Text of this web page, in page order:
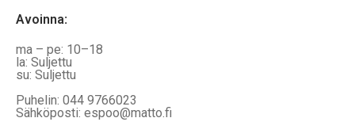
Avoinna:
ma – pe: 10–18
la: Suljettu
su: Suljettu
Puhelin: 044 9766023
Sähköposti: espoo@matto.fi